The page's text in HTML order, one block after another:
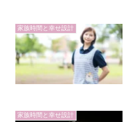
家族時間と幸せ設計
家族時間と幸せ設計